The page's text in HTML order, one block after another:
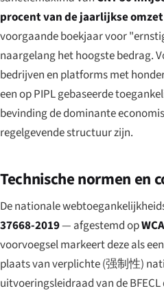
procent van de jaarlijkse omzet
voorgaande boekjaar voor
naargelang het hoogste bedrag.
bedrijven en platforms met
een op PIPL gebaseerde
bevinding de dominante
regelgevende structuur zijn.
Technische normen en
De nationale
37668-2019— afgestemd op
voorvoegsel markeert deze als
plaats van verplichte (强制性)
uitvoeringsleidraad van de